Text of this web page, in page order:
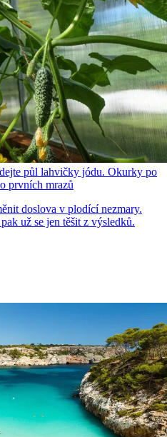
půl lahvičky jódu. Okurky po
prvních mrazů
doslova v plodící nezmary.
už se jen těšit z výsledků.